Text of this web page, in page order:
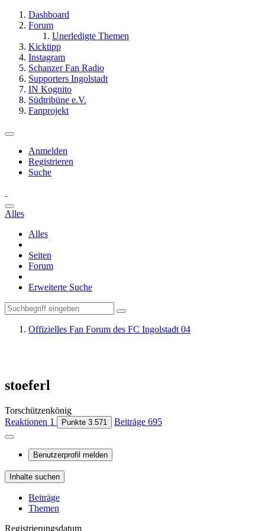
Dashboard
Forum
Unerledigte Themen
Kicktipp
Instagram
Schanzer Fan Radio
Supporters Ingolstadt
IN Kognito
Südtribüne e.V.
Fanprojekt
Anmelden
Registrieren
Suche
Alles
Alles
Seiten
Forum
Erweiterte Suche
Offizielles Fan Forum des FC Ingolstadt 04
stoeferl
Torschützenkönig
Reaktionen 1 Punkte 3.571 Beiträge 695
Benutzerprofil melden
Inhalte suchen
Beiträge
Themen
Registrierungsdatum